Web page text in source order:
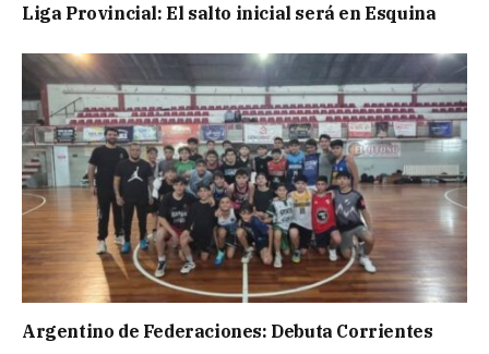
Liga Provincial: El salto inicial será en Esquina
Argentino de Federaciones: Debuta Corrientes